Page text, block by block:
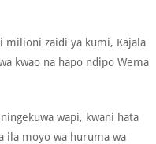
milioni zaidi ya kumi, Kajala
kwao na hapo ndipo Wema
wapi, kwani hata
ila moyo wa huruma wa